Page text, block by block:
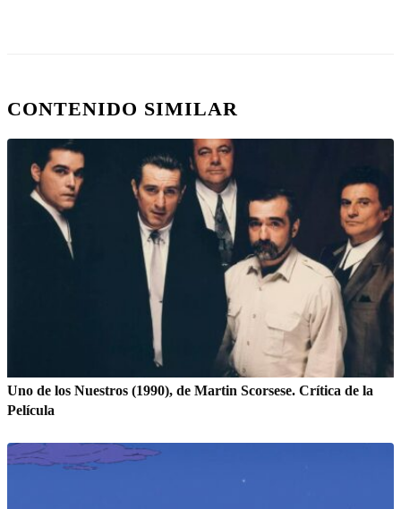
CONTENIDO SIMILAR
Uno de los Nuestros (1990), de Martin Scorsese. Crítica de la
Película